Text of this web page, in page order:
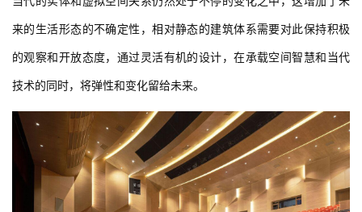
的观察和开放态度，通过灵活有机的设计，在承载空间智慧和当代
技术的同时，将弹性和变化留给未来。